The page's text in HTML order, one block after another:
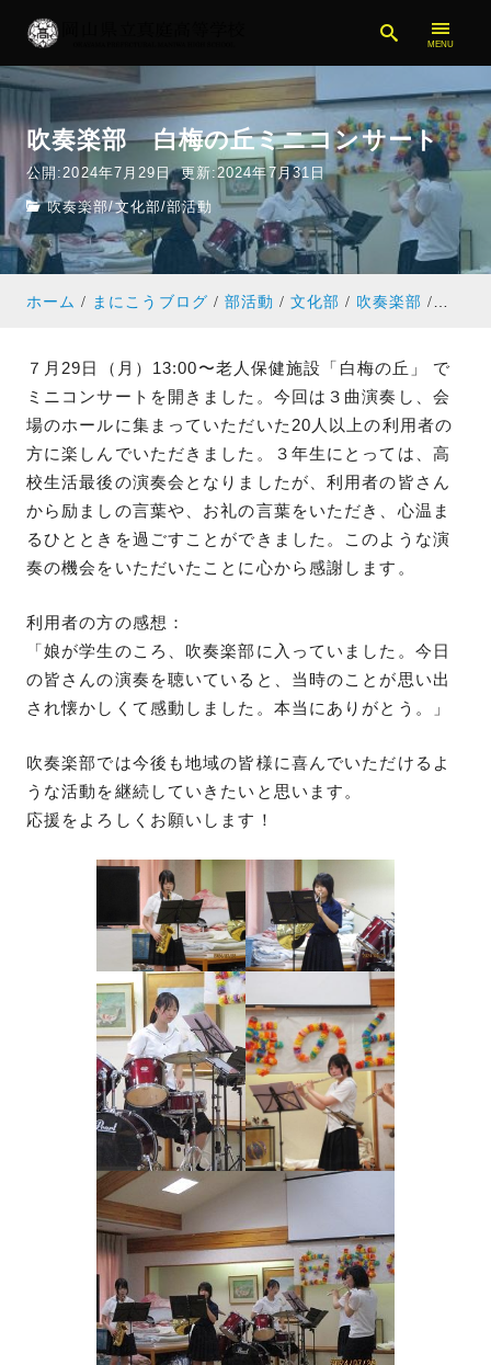
吹奏楽部 白梅の丘ミニコンサート
公開:2024年7月29日 更新:2024年7月31日
吹奏楽部/文化部/部活動
ホーム まにこうブログ 部活動 文化部 吹奏楽部
７月29日（月）13:00〜老人保健施設「白梅の丘」 で
ミニコンサートを開きました。今回は３曲演奏し、会
場のホールに集まっていただいた20人以上の利用者の
方に楽しんでいただきました。３年生にとっては、高
校生活最後の演奏会となりましたが、利用者の皆さん
から励ましの言葉や、お礼の言葉をいただき、心温ま
るひとときを過ごすことができました。このような演
奏の機会をいただいたことに心から感謝します。
利用者の方の感想：
「娘が学生のころ、吹奏楽部に入っていました。今日
の皆さんの演奏を聴いていると、当時のことが思い出
され懐かしくて感動しました。本当にありがとう。」
吹奏楽部では今後も地域の皆様に喜んでいただけるよ
うな活動を継続していきたいと思います。
応援をよろしくお願いします！